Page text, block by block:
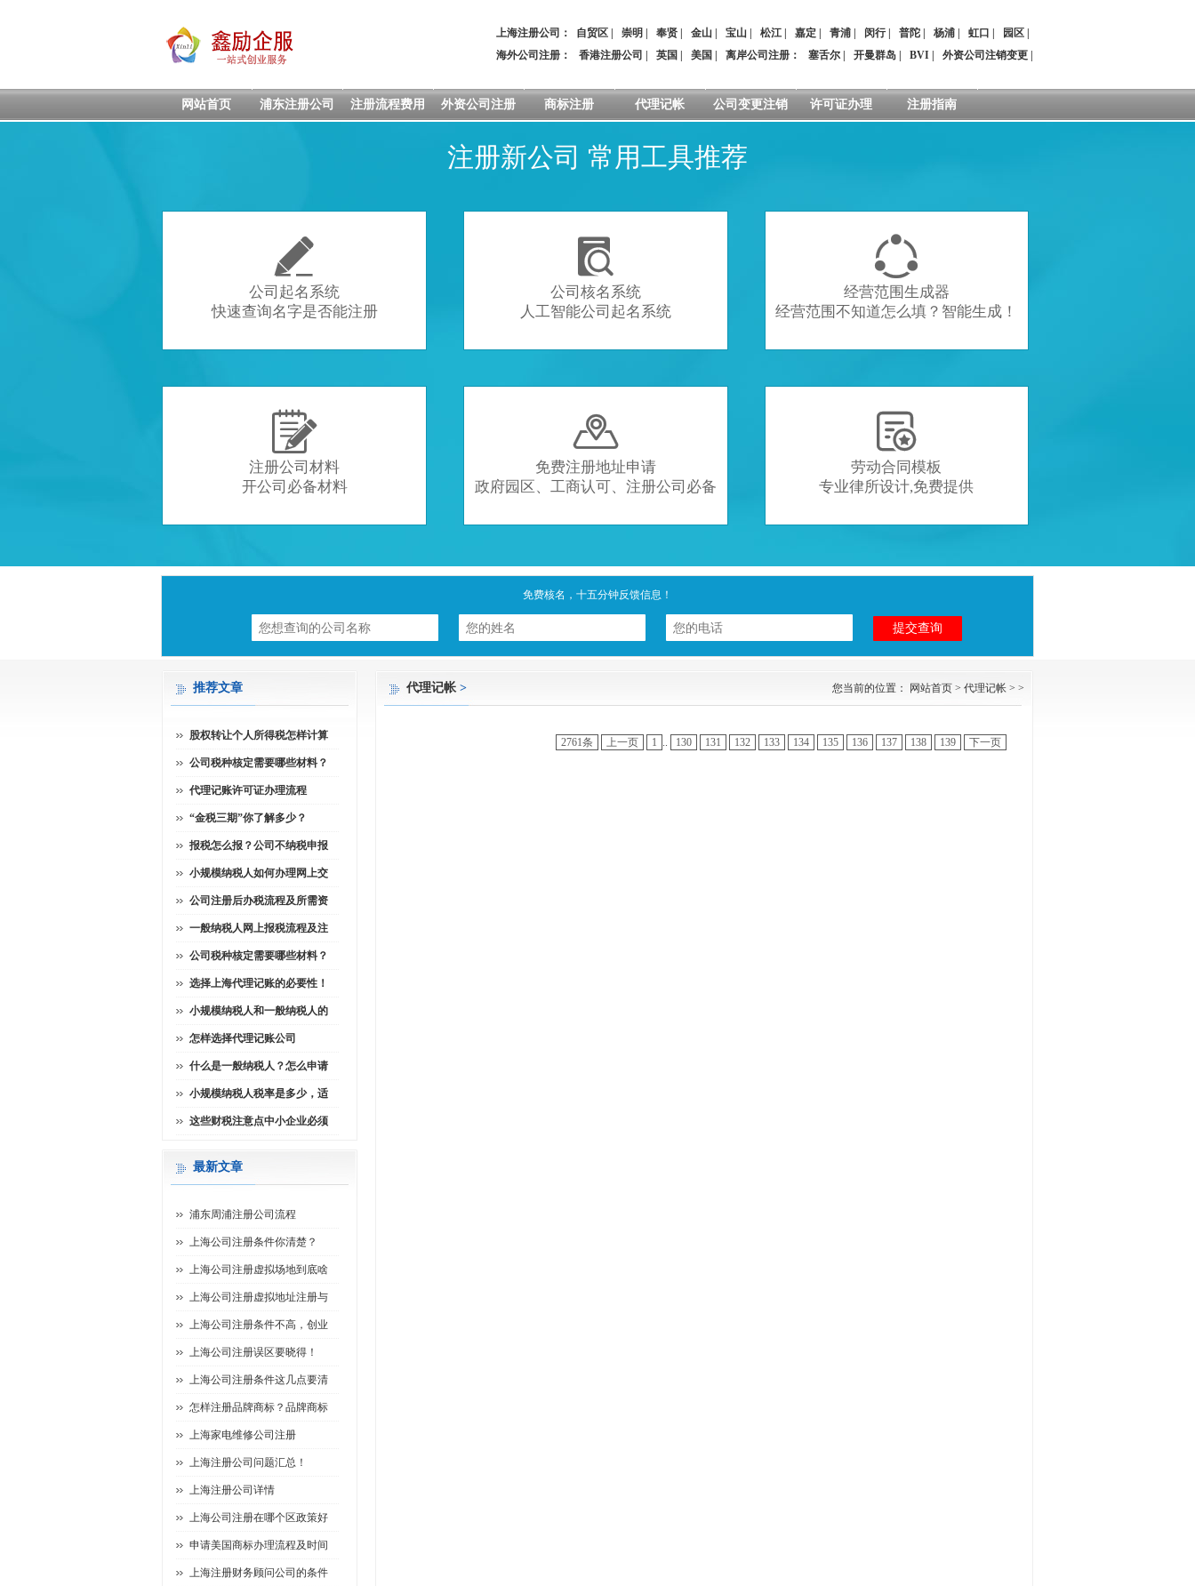
上海注册公司： 自贸区 崇明 奉贤 金山 宝山 松江 嘉定 青浦 闵行| 普陀 杨浦 虹口 园区
海外公司注册：
香港注册公司 英国 美国 离岸公司注册 ： 塞舌尔 开曼群岛 BVI 外资公司注销变更
网站首页 浦东注册公司 注册流程费用 外资公司注册 商标注册 代理记帐 公司变更注销 许可证办理 注册指南
注册新公司 常用工具推荐

公司起名系统
快速查询名字是否能注册

公司核名系统
人工智能公司起名系统

经营范围生成器
经营范围不知道怎么填？智能生成！

注册公司材料
开公司必备材料

免费注册地址申请
政府园区、工商认可、注册公司必备

劳动合同模板
专业律所设计,免费提供
免费核名，十五分钟反馈信息！
代理记帐> 您当前的位置： 网站首页 > 代理记帐 > >
2761条 上一页 1 .. 130 131 132 133 134 135 136 137 138 139 下一页
推荐文章
股权转让个人所得税怎样计算
公司税种核定需要哪些材料？
代理记账许可证办理流程
“金税三期”你了解多少？
报税怎么报？公司不纳税申报
小规模纳税人如何办理网上交
公司注册后办税流程及所需资
一般纳税人网上报税流程及注
公司税种核定需要哪些材料？
选择上海代理记账的必要性！
小规模纳税人和一般纳税人的
怎样选择代理记账公司
什么是一般纳税人？怎么申请
小规模纳税人税率是多少，适
这些财税注意点中小企业必须
最新文章
浦东周浦注册公司流程
上海公司注册条件你清楚？
上海公司注册虚拟场地到底啥
上海公司注册虚拟地址注册与
上海公司注册条件不高，创业
上海公司注册误区要晓得！
上海公司注册条件这几点要清
怎样注册品牌商标？品牌商标
上海家电维修公司注册
上海注册公司问题汇总！
上海注册公司详情
上海公司注册在哪个区政策好
申请美国商标办理流程及时间
上海注册财务顾问公司的条件